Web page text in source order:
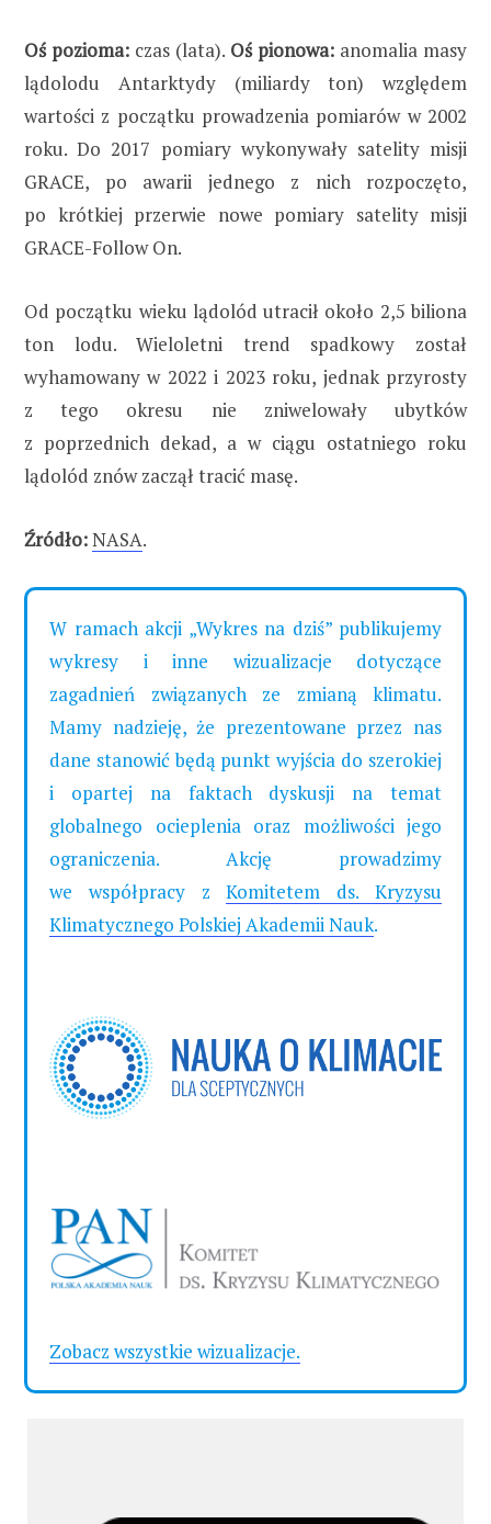
Oś pozioma: czas (lata). Oś pionowa: anomalia masy
lądolodu Antarktydy (miliardy ton) względem
wartości z początku prowadzenia pomiarów w 2002
roku. Do 2017 pomiary wykonywały satelity misji
GRACE, po awarii jednego z nich rozpoczęto,
po krótkiej przerwie nowe pomiary satelity misji
GRACE-Follow On.
Od początku wieku lądolód utracił około 2,5 biliona
ton lodu. Wieloletni trend spadkowy został
wyhamowany w 2022 i 2023 roku, jednak przyrosty
z tego okresu nie zniwelowały ubytków
z poprzednich dekad, a w ciągu ostatniego roku
lądolód znów zaczął tracić masę.
Źródło:NASA.
W ramach akcji „Wykres na dziś” publikujemy
wykresy i inne wizualizacje dotyczące
zagadnień związanych ze zmianą klimatu.
Mamy nadzieję, że prezentowane przez nas
dane stanowić będą punkt wyjścia do szerokiej
i opartej na faktach dyskusji na temat
globalnego ocieplenia oraz możliwości jego
ograniczenia. Akcję prowadzimy
we współpracy zKomitetem ds. Kryzysu
Klimatycznego Polskiej Akademii Nauk.
Zobacz wszystkie wizualizacje.